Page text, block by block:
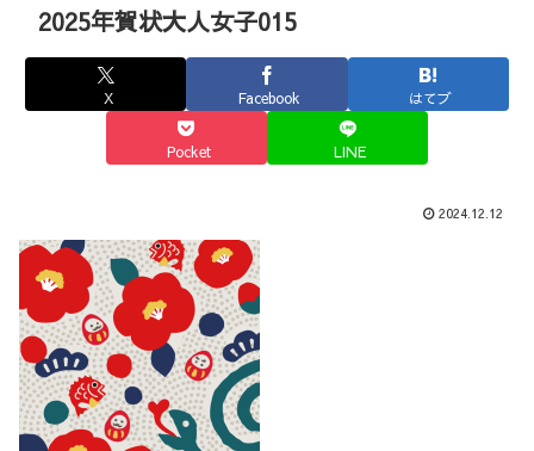
2025年賀状大人女子015
X Facebook はてブ
Pocket LINE
2024.12.12